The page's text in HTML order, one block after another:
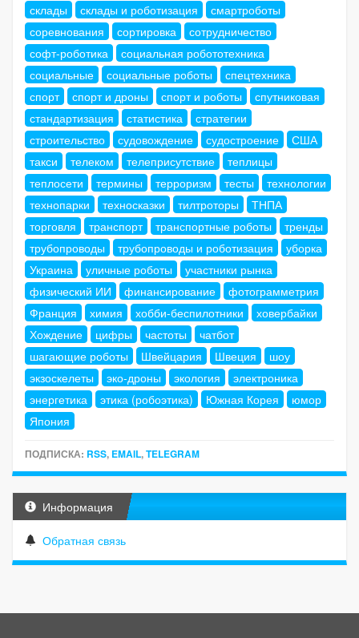
склады
склады и роботизация
смартроботы
соревнования
сортировка
сотрудничество
софт-роботика
социальная робототехника
социальные
социальные роботы
спецтехника
спорт
спорт и дроны спорт и роботы
спутниковая
стандартизация
статистика
стратегии
строительство
судовождение судостроение
США
такси
телеком телеприсутствие
теплицы
теплосети
термины терроризм тесты
технологии
технопарки
техносказки тилтроторы
ТНПА
торговля
транспорт транспортные роботы
тренды
трубопроводы
трубопроводы и роботизация
уборка
Украина
уличные роботы
участники рынка
физический ИИ
финансирование
фотограмметрия
Франция
химия хобби-беспилотники
ховербайки
Хождение
цифры частоты
чатбот
шагающие роботы
Швейцария Швеция
шоу
экзоскелеты
эко-дроны экология
электроника
энергетика
этика (робоэтика) Южная Корея
юмор
Япония
ПОДПИСКА: RSS, EMAIL,TELEGRAM
Информация
Обратная связь